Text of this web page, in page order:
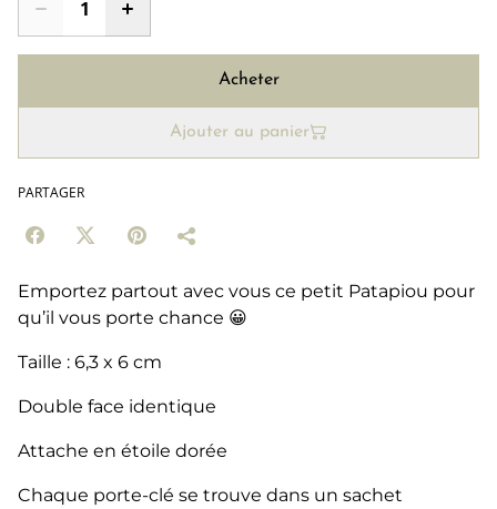
Acheter
Ajouter au panier
PARTAGER
Emportez partout avec vous ce petit Patapiou pour
qu’il vous porte chance 😀
Taille : 6,3 x 6 cm
Double face identique
Attache en étoile dorée
Chaque porte-clé se trouve dans un sachet